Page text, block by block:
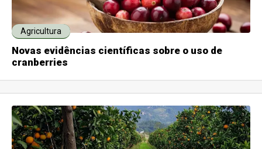
Agricultura
Novas evidências científicas sobre o uso de
cranberries